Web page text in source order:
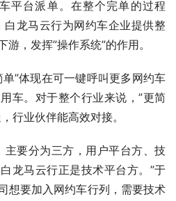
平台派单。在整个完单的过程
白龙马云行为网约车企业提供整
，发挥”操作系统”的作用。
”体现在可一键呼叫更多网约车
车。对于整个行业来说，”更简
行业伙伴能高效对接。
主要分为三方，用户平台方、技
龙马云行正是技术平台方。”于
想要加入网约车行列，需要技术